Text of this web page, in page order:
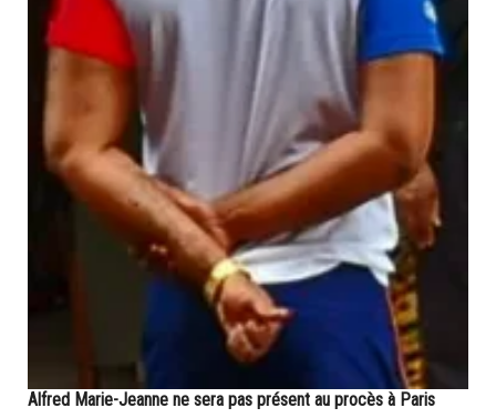
Alfred Marie-Jeanne ne sera pas présent au procès à Paris